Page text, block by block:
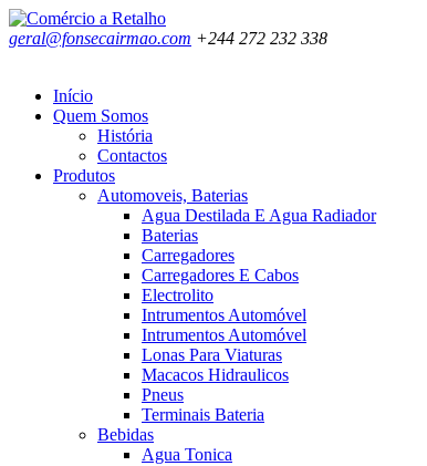
geral@fonsecairmao.com +244 272 232 338
Início
Quem Somos
História
Contactos
Produtos
Automoveis, Baterias
Agua Destilada E Agua Radiador
Baterias
Carregadores
Carregadores E Cabos
Electrolito
Intrumentos Automóvel
Intrumentos Automóvel
Lonas Para Viaturas
Macacos Hidraulicos
Pneus
Terminais Bateria
Bebidas
Agua Tonica